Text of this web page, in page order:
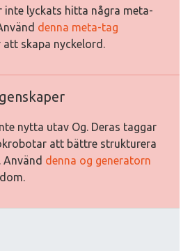
inte lyckats hitta några meta-
denna meta-tag
att skapa nyckelord.
nytta utav Og. Deras taggar
att bättre strukturera
denna og generatorn